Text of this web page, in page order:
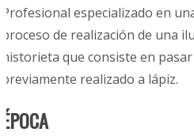
Profesional especializado en
proceso de realización de una
historieta que consiste en
previamente realizado a lápiz.
ÉPOCA